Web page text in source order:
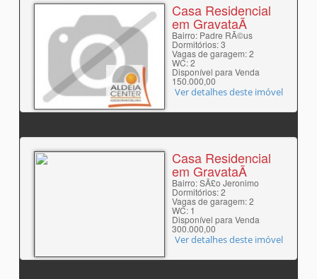
Casa Residencial
em GravataÃ­
Bairro: Padre RÃ©us
Dormitórios: 3
Vagas de garagem: 2
WC: 2
Disponível para Venda
150.000,00
Ver detalhes deste imóvel
Casa Residencial
em GravataÃ­
Bairro: SÃ£o Jeronimo
Dormitórios: 2
Vagas de garagem: 2
WC: 1
Disponível para Venda
300.000,00
Ver detalhes deste imóvel